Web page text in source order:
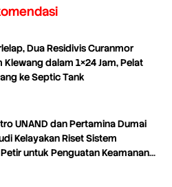
Dua Residivis Curanmor
Klewang dalam 1×24 Jam, Pelat
ke Septic Tank
UNAND dan Pertamina Dumai
Kelayakan Riset Sistem
untuk Penguatan Keamanan